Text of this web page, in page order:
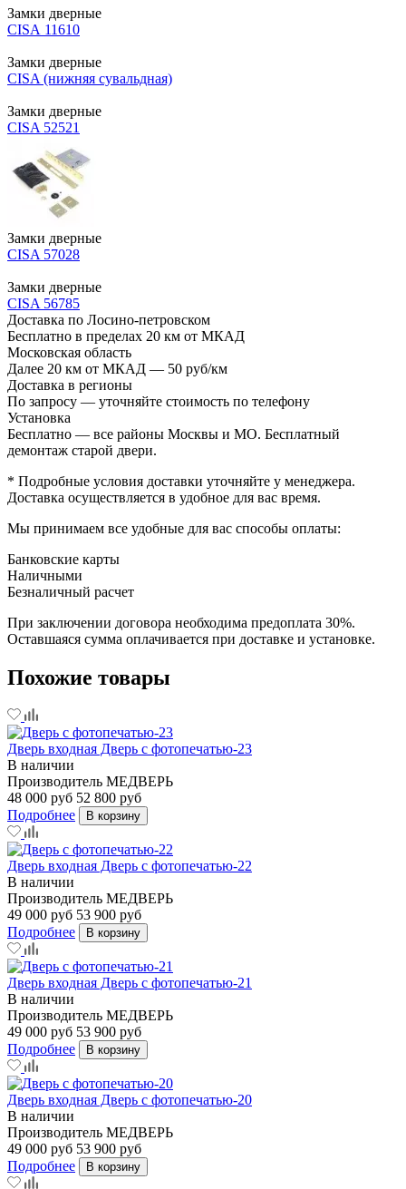
Замки дверные
CISA 11610
Замки дверные
CISA (нижняя сувальдная)
Замки дверные
CISA 52521
Замки дверные
CISA 57028
Замки дверные
CISA 56785
Доставка по Лосино-петровском
Бесплатно в пределах 20 км от МКАД
Московская область
Далее 20 км от МКАД — 50 руб/км
Доставка в регионы
По запросу — уточняйте стоимость по телефону
Установка
Бесплатно — все районы Москвы и МО. Бесплатный
демонтаж старой двери.
* Подробные условия доставки уточняйте у менеджера.
Доставка осуществляется в удобное для вас время.
Мы принимаем все удобные для вас способы оплаты:
Банковские карты
Наличными
Безналичный расчет
При заключении договора необходима предоплата 30%.
Оставшаяся сумма оплачивается при доставке и установке.
Похожие товары
Дверь входная Дверь с фотопечатью-23
В наличии
Производитель МЕДВЕРЬ
48 000 руб 52 800 руб
Подробнее
В корзину
Дверь входная Дверь с фотопечатью-22
В наличии
Производитель МЕДВЕРЬ
49 000 руб 53 900 руб
Подробнее
В корзину
Дверь входная Дверь с фотопечатью-21
В наличии
Производитель МЕДВЕРЬ
49 000 руб 53 900 руб
Подробнее
В корзину
Дверь входная Дверь с фотопечатью-20
В наличии
Производитель МЕДВЕРЬ
49 000 руб 53 900 руб
Подробнее
В корзину